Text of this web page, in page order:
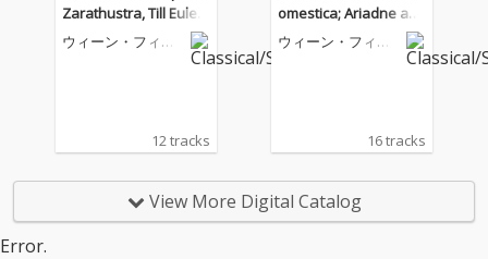
Zarathustra, Till Eulen
spiegel, Salomes Tan
z, Don Juan
ウィーン・フィル
12 tracks
omestica; Ariadne auf
Naxos – Suite (Clemen
s Krauss: Complete D
ウィーン・フィル
16 tracks
View More Digital Catalog
Error.